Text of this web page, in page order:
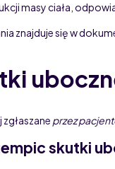
masy ciała,
znajduje się w
przez
skutki